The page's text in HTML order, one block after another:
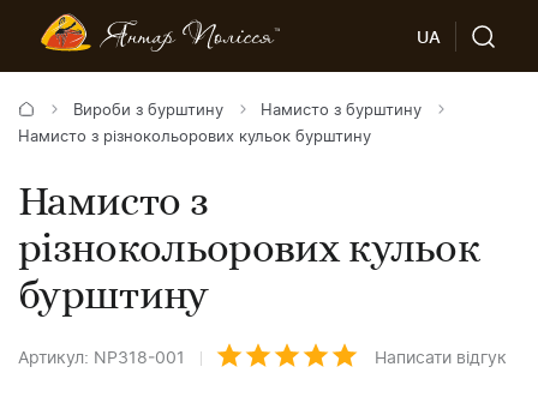
UA
Вироби з бурштину
Намисто з бурштину
Намисто з різнокольорових кульок бурштину
Намисто з
різнокольорових кульок
бурштину
Артикул: NP318-001 Написати відгук